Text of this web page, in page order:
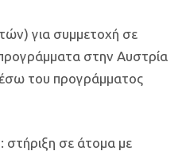
για συμμετοχή σε
στην Αυστρία
του προγράμματος
σε άτομα με